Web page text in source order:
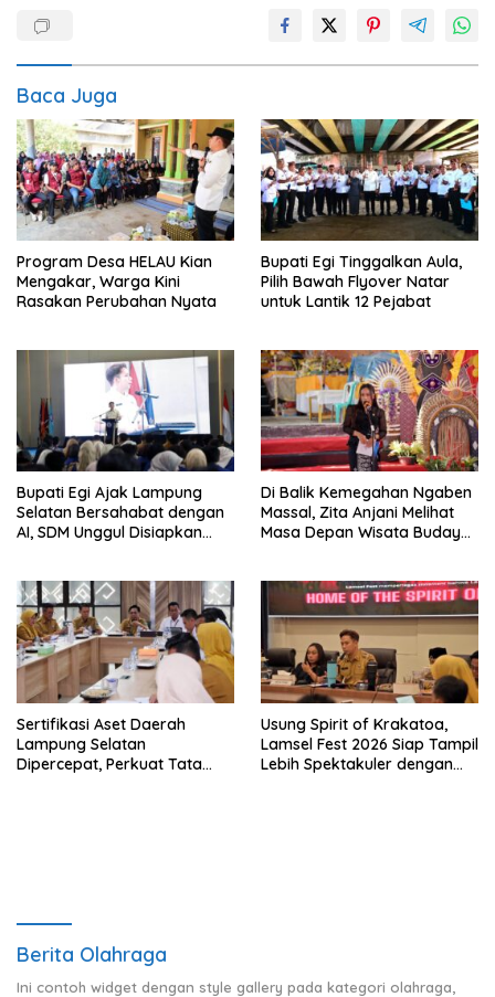
Baca Juga
Program Desa HELAU Kian
Mengakar, Warga Kini
Rasakan Perubahan Nyata
Bupati Egi Tinggalkan Aula,
Pilih Bawah Flyover Natar
untuk Lantik 12 Pejabat
Bupati Egi Ajak Lampung
Selatan Bersahabat dengan
AI, SDM Unggul Disiapkan
Di Balik Kemegahan Ngaben
Massal, Zita Anjani Melihat
Masa Depan Wisata Budaya
Sertifikasi Aset Daerah
Lampung Selatan
Dipercepat, Perkuat Tata
Usung Spirit of Krakatoa,
Lamsel Fest 2026 Siap Tampil
Lebih Spektakuler dengan
Berita Olahraga
Ini contoh widget dengan style gallery pada kategori olahraga,